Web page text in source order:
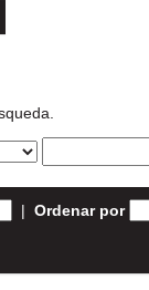
| Ordenar por